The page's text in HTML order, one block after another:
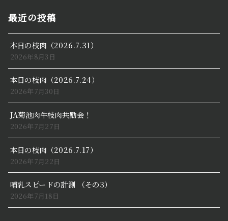
最近の投稿
本日の枝肉（2026.7.31）
2026年8月3日
本日の枝肉（2026.7.24）
2026年7月30日
JA菊池肉牛枝肉共励会！
2026年7月27日
本日の枝肉（2026.7.17）
2026年7月22日
哺乳スピードの計測 （その3）
2026年7月18日